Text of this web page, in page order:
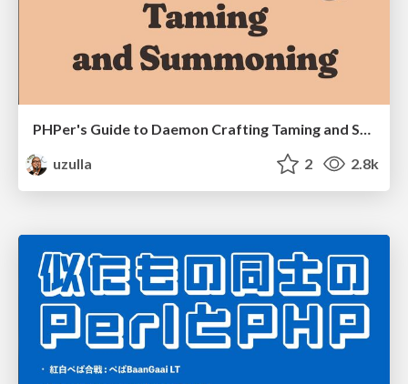
PHPer's Guide to Daemon Crafting Taming and Summoning
uzulla
2 2.8k